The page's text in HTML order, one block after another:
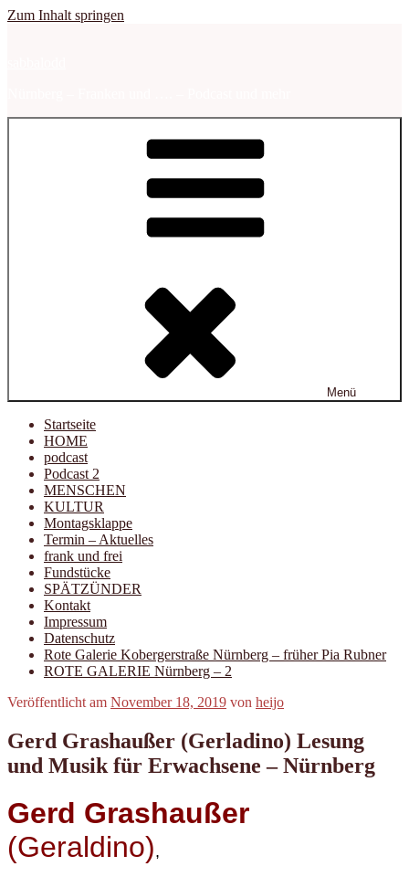
Zum Inhalt springen
Menü
Startseite
HOME
podcast
Podcast 2
MENSCHEN
KULTUR
Montagsklappe
Termin – Aktuelles
frank und frei
Fundstücke
SPÄTZÜNDER
Kontakt
Impressum
Datenschutz
Rote Galerie Kobergerstraße Nürnberg – früher Pia Rubner
ROTE GALERIE Nürnberg – 2
Veröffentlicht am November 18, 2019 von heijo
Gerd Grashaußer (Gerladino) Lesung
und Musik für Erwachsene – Nürnberg
Gerd Grashaußer
(Geraldino),